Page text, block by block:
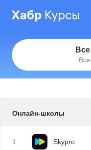
Онлайн-школы
1 Skypro